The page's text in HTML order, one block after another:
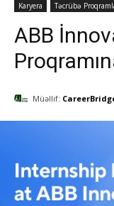
Karyera Təcrübə
ABB
Müəllif: